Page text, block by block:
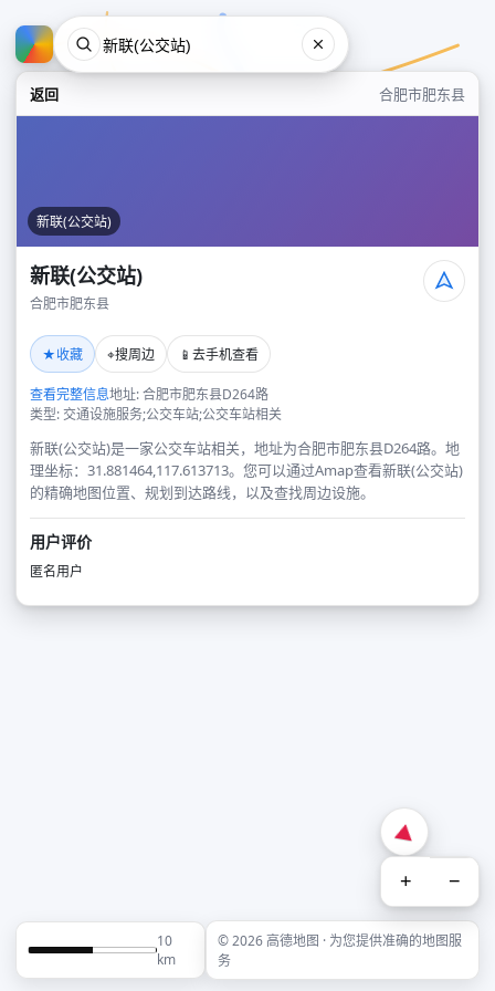
返回 合肥市肥东县
新联(公交站)
新联(公交站)
合肥市肥东县
★收藏 ⌖搜周边 📱 去手机查看
查看完整信息地址: 合肥市肥东县D264路
类型: 交通设施服务;公交车站;公交车站相关
新联(公交站)是一家公交车站相关，地址为合肥市肥东县D264路。地
理坐标：31.881464,117.613713。您可以通过Amap查看新联(公交站)
的精确地图位置、规划到达路线，以及查找周边设施。
用户评价
匿名用户
+ −
10
km
© 2026 高德地图 · 为您提供准确的地图服
务